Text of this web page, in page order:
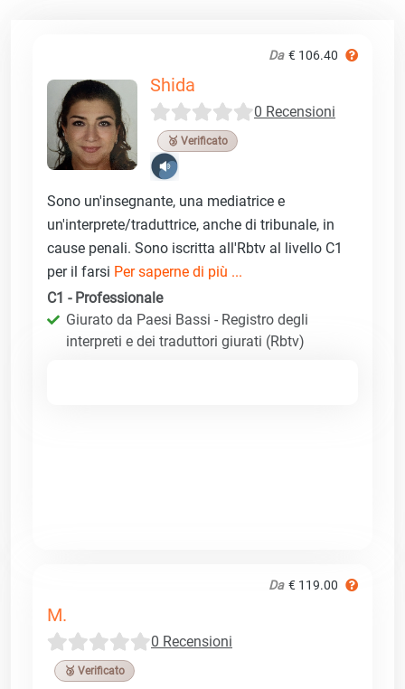
Da € 106.40
Shida
0 Recensioni
🥉 Verificato
Sono un'insegnante, una mediatrice e
un'interprete/traduttrice, anche di tribunale, in
cause penali. Sono iscritta all'Rbtv al livello C1
per il farsi Per saperne di più ...
C1 - Professionale
Giurato da Paesi Bassi - Registro degli
interpreti e dei traduttori giurati (Rbtv)
Da € 119.00
M.
0 Recensioni
🥉 Verificato